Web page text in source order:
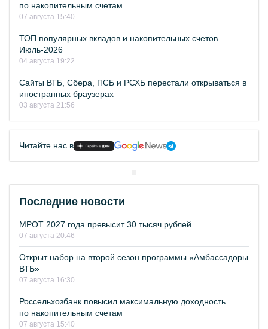
по накопительным счетам
07 августа 15:40
ТОП популярных вкладов и накопительных счетов.
Июль-2026
04 августа 19:22
Сайты ВТБ, Сбера, ПСБ и РСХБ перестали открываться в
иностранных браузерах
03 августа 21:56
Читайте нас в
Последние новости
МРОТ 2027 года превысит 30 тысяч рублей
07 августа 20:46
Открыт набор на второй сезон программы «Амбассадоры
ВТБ»
07 августа 16:30
Россельхозбанк повысил максимальную доходность
по накопительным счетам
07 августа 15:40